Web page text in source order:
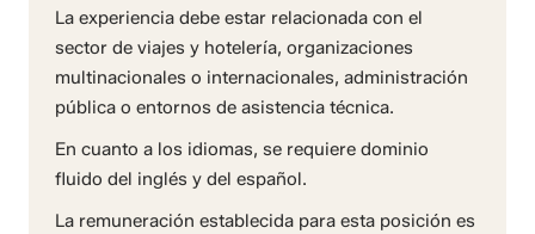
La experiencia debe estar relacionada con el
sector de viajes y hotelería, organizaciones
multinacionales o internacionales, administración
pública o entornos de asistencia técnica.
En cuanto a los idiomas, se requiere dominio
fluido del inglés y del español.
La remuneración establecida para esta posición es